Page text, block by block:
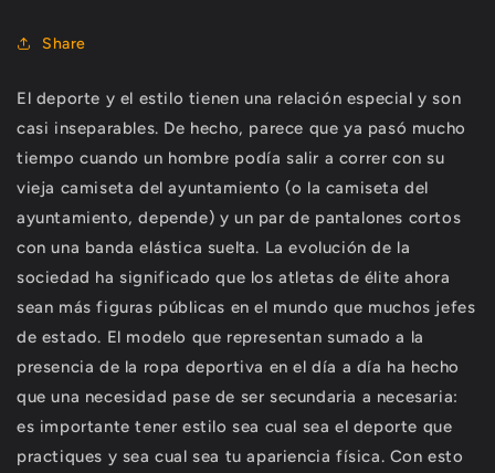
Share
El deporte y el estilo tienen una relación especial y son
casi inseparables. De hecho, parece que ya pasó mucho
tiempo cuando un hombre podía salir a correr con su
vieja camiseta del ayuntamiento (o la camiseta del
ayuntamiento, depende) y un par de pantalones cortos
con una banda elástica suelta. La evolución de la
sociedad ha significado que los atletas de élite ahora
sean más figuras públicas en el mundo que muchos jefes
de estado. El modelo que representan sumado a la
presencia de la ropa deportiva en el día a día ha hecho
que una necesidad pase de ser secundaria a necesaria:
es importante tener estilo sea cual sea el deporte que
practiques y sea cual sea tu apariencia física. Con esto